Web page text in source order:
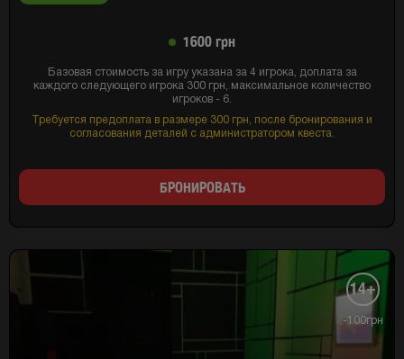
1600 грн
Базовая стоимость за игру указана за 4 игрока, доплата за
каждого следующего игрока 300 грн, максимальное количество
игроков - 6.
Требуется предоплата в размере 300 грн, после бронирования и
согласования деталей с администратором квеста.
БРОНИРОВАТЬ
14+
-100грн